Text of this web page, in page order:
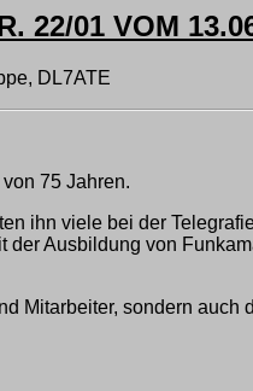
22/01 VOM
DL7ATE
75 Jahren.
ihn viele bei der
Ausbildung von
Mitarbeiter, sondern